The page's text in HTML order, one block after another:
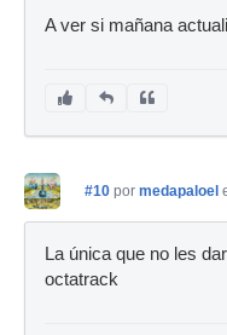
A ver si mañana
#10 por medapaloel
La única que no les
octatrack